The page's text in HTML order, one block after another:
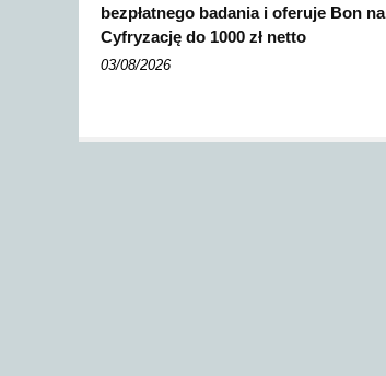
bezpłatnego badania i oferuje Bon na
Cyfryzację do 1000 zł netto
03/08/2026